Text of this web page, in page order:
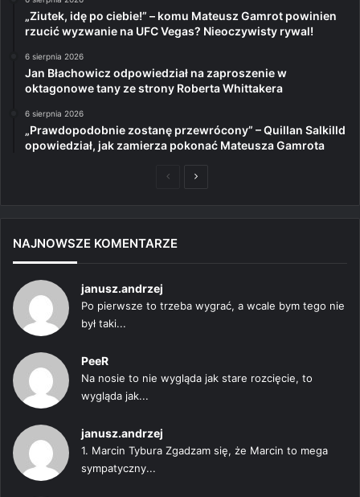
„Ziutek, idę po ciebie!” – komu Mateusz Gamrot powinien
rzucić wyzwanie na UFC Vegas? Nieoczywisty rywal!
6 sierpnia 2026
Jan Błachowicz odpowiedział na zaproszenie w
oktagonowe tany ze strony Roberta Whittakera
6 sierpnia 2026
„Prawdopodobnie zostanę przewrócony” – Quillan Salkilld
opowiedział, jak zamierza pokonać Mateusza Gamrota
PoprzedniaNastępna
NAJNOWSZE KOMENTARZE
janusz.andrzej
Po pierwsze to trzeba wygrać, a wcale bym tego nie
był taki...
PeeR
Na nosie to nie wygląda jak stare rozcięcie, to
wygląda jak...
janusz.andrzej
1. Marcin Tybura Zgadzam się, że Marcin to mega
sympatyczny...